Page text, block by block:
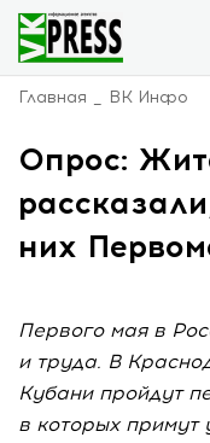
Главная ВК Инфо
Опрос:
них
Первого мая в
и труда. В
Кубани пройдут
в которых примут